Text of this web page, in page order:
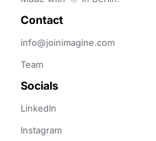
Contact
info@joinimagine.com
Team
Socials
LinkedIn
Instagram